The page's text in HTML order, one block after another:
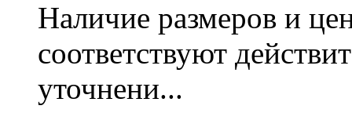
Наличие размеров и
соответствуют
уточнени...